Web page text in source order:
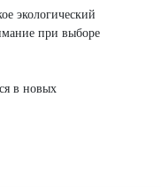
экологический
при выборе
в новых